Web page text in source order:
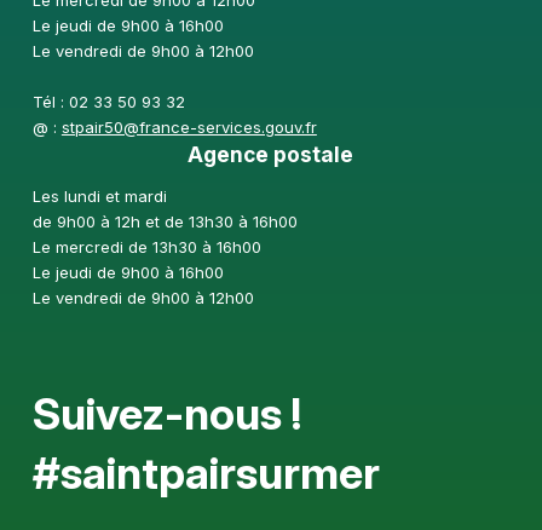
Le jeudi de 9h00 à 16h00
Le vendredi de 9h00 à 12h00
Tél : 02 33 50 93 32
@ : stpair50@france-services.gouv.fr
Agence postale
Les lundi et mardi
de 9h00 à 12h et de 13h30 à 16h00
Le mercredi de 13h30 à 16h00
Le jeudi de 9h00 à 16h00
Le vendredi de 9h00 à 12h00
Suivez-nous !
#saintpairsurmer